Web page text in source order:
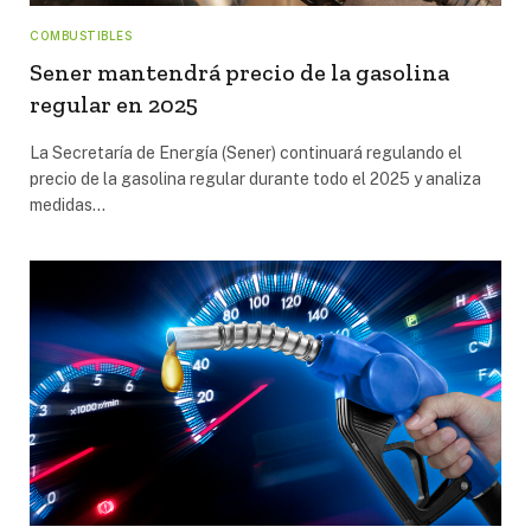
COMBUSTIBLES
Sener mantendrá precio de la gasolina
regular en 2025
La Secretaría de Energía (Sener) continuará regulando el
precio de la gasolina regular durante todo el 2025 y analiza
medidas…